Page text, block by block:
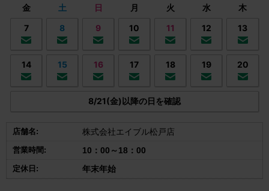
金 土 日 月 火 水
木
7
8 9 10 11 12 13
14 15 16 17 18 19 20
8/21(金)以降の日を確認
店舗名: 株式会社エイブル松戸店
営業時間: 10：00～18：00
定休日: 年末年始